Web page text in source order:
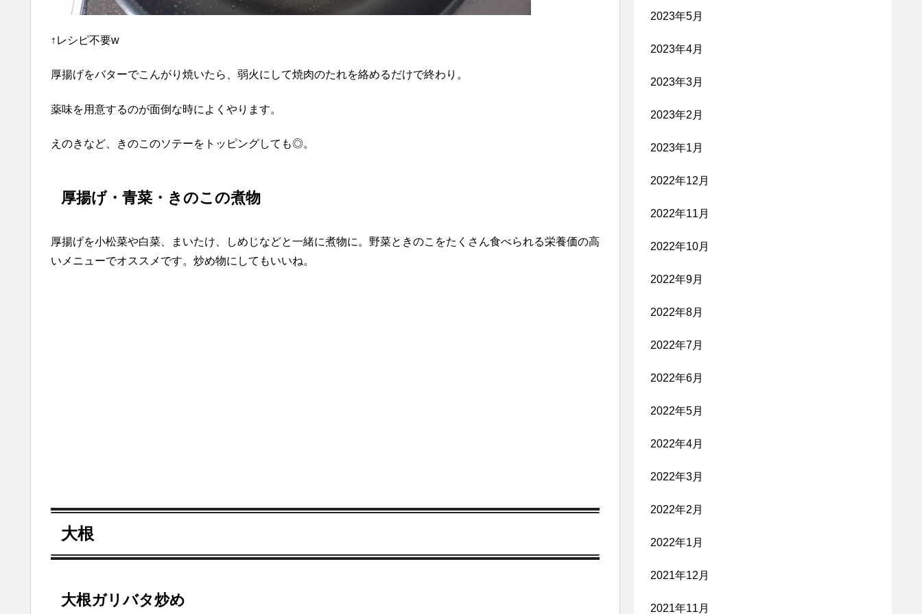
↑レシピ不要w
厚揚げをバターでこんがり焼いたら、弱火にして焼肉のたれを絡めるだけで終わり。
薬味を用意するのが面倒な時によくやります。
えのきなど、きのこのソテーをトッピングしても◎。
厚揚げ・青菜・きのこの煮物
厚揚げを小松菜や白菜、まいたけ、しめじなどと一緒に煮物に。野菜ときのこをたくさん食べられる栄養価の高
いメニューでオススメです。炒め物にしてもいいね。
大根
大根ガリバタ炒め
2023年5月
2023年4月
2023年3月
2023年2月
2023年1月
2022年12月
2022年11月
2022年10月
2022年9月
2022年8月
2022年7月
2022年6月
2022年5月
2022年4月
2022年3月
2022年2月
2022年1月
2021年12月
2021年11月